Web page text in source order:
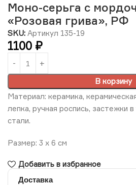
Моно-серьга с
«Розовая грива», РФ
SKU: Артикул 135-19
1100 ₽
В корзину
Материал: керамика,
лепка, ручная роспись, застежки
стали.
Размер: 3 х 6 см
Добавить в избранное
Доставка